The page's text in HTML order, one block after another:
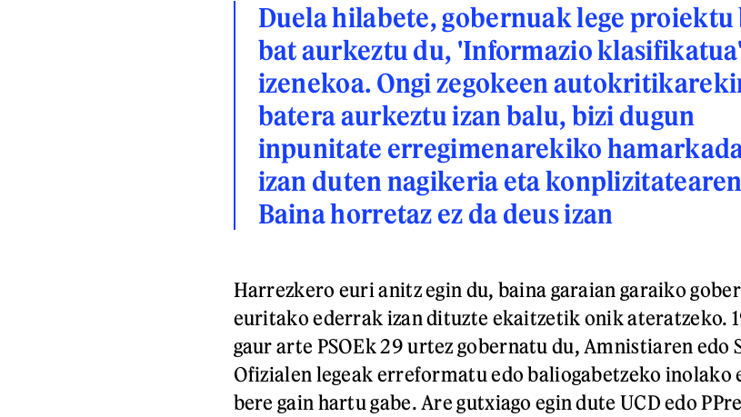
Duela hilabete, gobernuak lege
bat aurkeztu du, 'Informazio
izenekoa. Ongi zegokeen
batera aurkeztu izan balu, bizi dugun
inpunitate erregimenarekiko
izan duten nagikeria eta
Baina horretaz ez da deus izan
Harrezkero euri anitz egin du, baina garaian garaiko
euritako ederrak izan dituzte ekaitzetik onik ateratzeko.
gaur arte PSOEk 29 urtez gobernatu du, Amnistiaren edo
Ofizialen legeak erreformatu edo baliogabetzeko inolako
bere gain hartu gabe. Are gutxiago egin dute UCD edo